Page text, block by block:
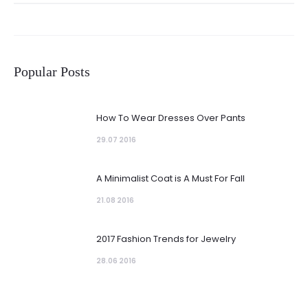
Popular Posts
How To Wear Dresses Over Pants
29.07 2016
A Minimalist Coat is A Must For Fall
21.08 2016
2017 Fashion Trends for Jewelry
28.06 2016